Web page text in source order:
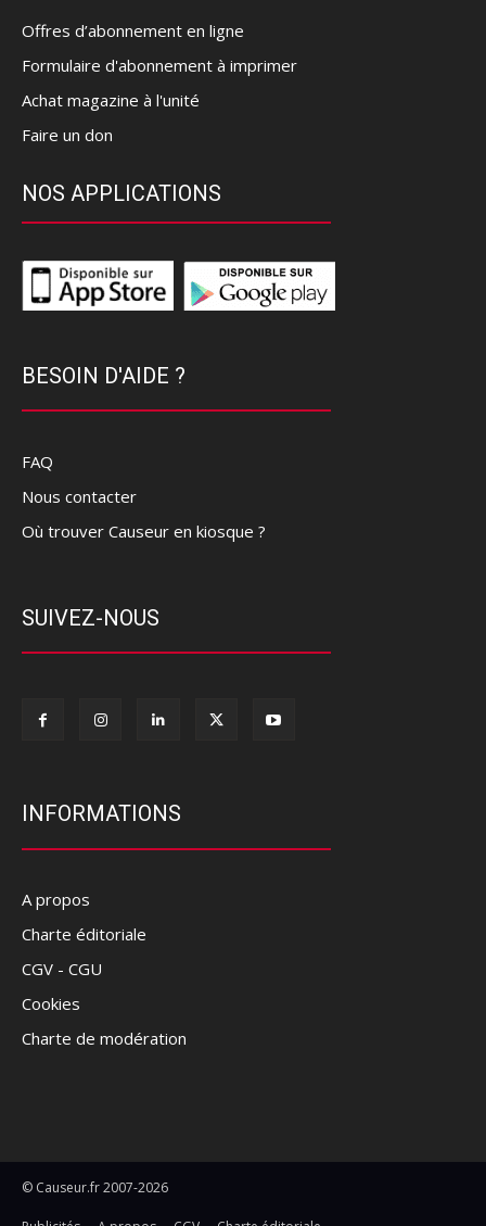
Offres d’abonnement en ligne
Formulaire d'abonnement à imprimer
Achat magazine à l'unité
Faire un don
NOS APPLICATIONS
BESOIN D'AIDE ?
FAQ
Nous contacter
Où trouver Causeur en kiosque ?
SUIVEZ-NOUS
INFORMATIONS
A propos
Charte éditoriale
CGV - CGU
Cookies
Charte de modération
© Causeur.fr 2007-2026